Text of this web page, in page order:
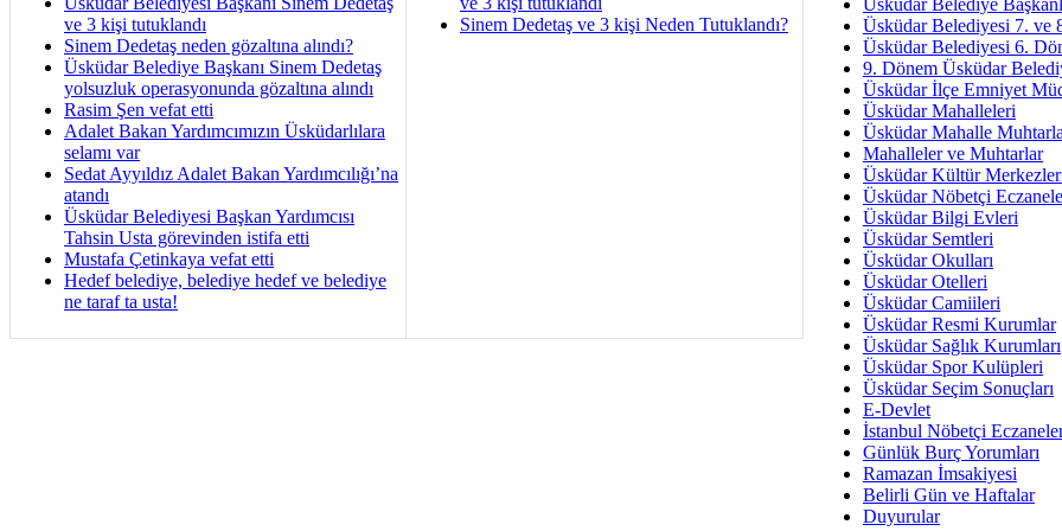
ve 3 kişi tutuklandı
Sinem Dedetaş neden gözaltına alındı?
Üsküdar Belediye Başkanı Sinem Dedetaş
yolsuzluk operasyonunda gözaltına alındı
Rasim Şen vefat etti
Adalet Bakan Yardımcımızın Üsküdarlılara
selamı var
Sedat Ayyıldız Adalet Bakan Yardımcılığı’na
atandı
Üsküdar Belediyesi Başkan Yardımcısı
Tahsin Usta görevinden istifa etti
Mustafa Çetinkaya vefat etti
Hedef belediye, belediye hedef ve belediye
ne taraf ta usta!
Sinem Dedetaş ve 3 kişi Neden Tutuklandı?
İmar Sorunlarının Genel
Arakan
Bayramın
Ruhsal
Üsküdar
Üsküdar Belediye
Üsküdar Belediyesi 7. ve
Üsküdar Belediyesi 6.
9. Dönem Üsküdar
Üsküdar İlçe Emniyet
Üsküdar Mahalleleri
Üsküdar Mahalle
Mahalleler ve Muhtarlar
Üsküdar Kültür
Üsküdar Nöbetçi
Üsküdar Bilgi Evleri
Üsküdar Semtleri
Üsküdar Okulları
Üsküdar Otelleri
Üsküdar Camiileri
Üsküdar Resmi Kurumlar
Üsküdar Sağlık Kurumları
Üsküdar Spor Kulüpleri
Üsküdar Seçim Sonuçları
E-Devlet
İstanbul Nöbetçi
Günlük Burç Yorumları
Ramazan İmsakiyesi
Belirli Gün ve Haftalar
Duyurular